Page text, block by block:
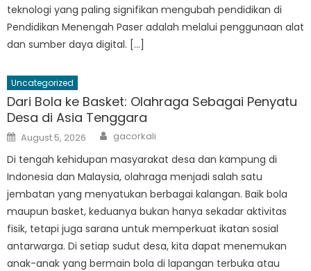
teknologi yang paling signifikan mengubah pendidikan di
Pendidikan Menengah Paser adalah melalui penggunaan alat
dan sumber daya digital. […]
Uncategorized
Dari Bola ke Basket: Olahraga Sebagai Penyatu
Desa di Asia Tenggara
Posted
on
August 5, 2026 Author
gacorkali
Di tengah kehidupan masyarakat desa dan kampung di
Indonesia dan Malaysia, olahraga menjadi salah satu
jembatan yang menyatukan berbagai kalangan. Baik bola
maupun basket, keduanya bukan hanya sekadar aktivitas
fisik, tetapi juga sarana untuk memperkuat ikatan sosial
antarwarga. Di setiap sudut desa, kita dapat menemukan
anak-anak yang bermain bola di lapangan terbuka atau